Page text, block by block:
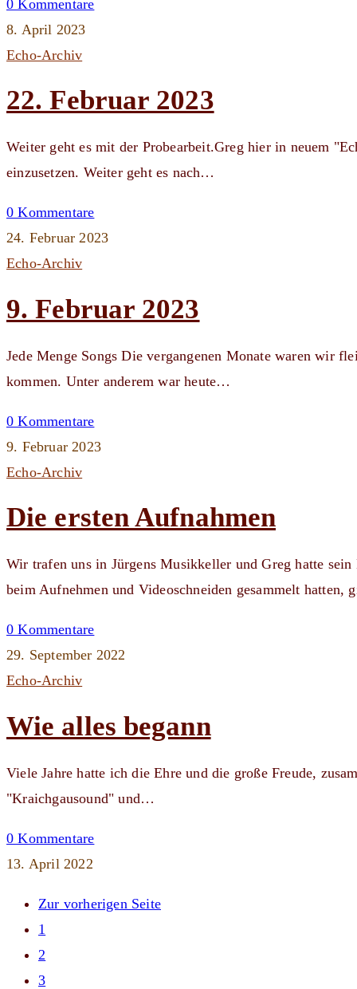
0 Kommentare
8. April 2023
Echo-Archiv
22. Februar 2023
Weiter geht es mit der Probearbeit.Greg hier in neuem
einzusetzen. Weiter geht es nach…
0 Kommentare
24. Februar 2023
Echo-Archiv
9. Februar 2023
Jede Menge Songs Die vergangenen Monate waren wir
kommen. Unter anderem war heute…
0 Kommentare
9. Februar 2023
Echo-Archiv
Die ersten Aufnahmen
Wir trafen uns in Jürgens Musikkeller und Greg hatte
beim Aufnehmen und Videoschneiden gesammelt hatten,
0 Kommentare
29. September 2022
Echo-Archiv
Wie alles begann
Viele Jahre hatte ich die Ehre und die große Freude,
"Kraichgausound" und…
0 Kommentare
13. April 2022
Zur vorherigen Seite
1
2
3